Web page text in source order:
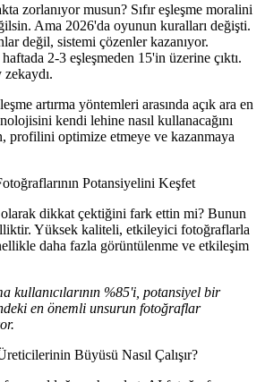
zorlanıyor musun? Sıfır eşleşme moralini
Ama 2026'da oyunun kuralları değişti.
değil, sistemi çözenler kazanıyor.
2-3 eşleşmeden 15'in üzerine çıktı.
artırma yöntemleri arasında açık ara en
kendi lehine nasıl kullanacağını
profilini optimize etmeye ve kazanmaya
Potansiyelini Keşfet
dikkat çektiğini fark ettin mi? Bunun
Yüksek kaliteli, etkileyici fotoğraflarla
daha fazla görüntülenme ve etkileşim
kullanıcılarının %85'i, potansiyel bir
en önemli unsurun fotoğraflar
Büyüsü Nasıl Çalışır?